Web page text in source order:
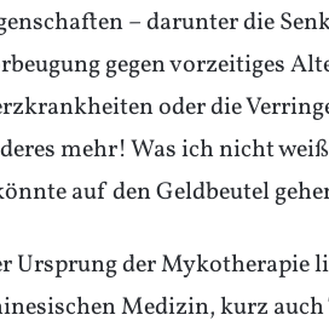
– darunter die
gegen vorzeitiges
oder die
mehr! Was ich nicht
auf den Geldbeutel
Ursprung der Mykotherapie
Medizin, kurz